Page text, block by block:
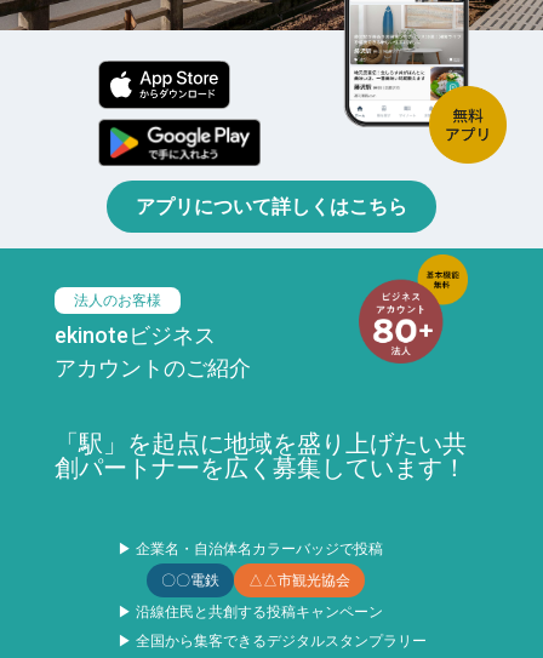
アプリについて詳しくはこちら
法人のお客様
ekinoteビジネス
アカウントのご紹介
「駅」を起点に地域を盛り上げたい共
創パートナーを広く募集しています！
▶ 企業名・自治体名カラーバッジで投稿
〇〇電鉄
△△市観光協会
▶ 沿線住民と共創する投稿キャンペーン
▶ 全国から集客できるデジタルスタンプラリー